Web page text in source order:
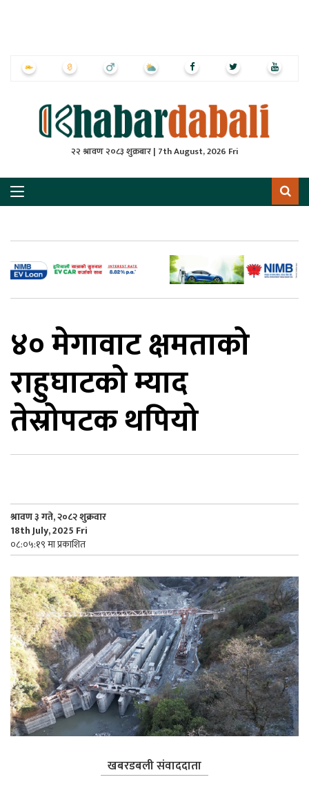
२२ श्रावण २०८३ शुक्रबार | 7th August, 2026 Fri
४० मेगावाट क्षमताको
राहुघाटको म्याद
तेस्रोपटक थपियो
श्रावण ३ गते, २०८२ शुक्रवार
18th July, 2025 Fri
०८:०५:१९ मा प्रकाशित
खबरडबली संवाददाता